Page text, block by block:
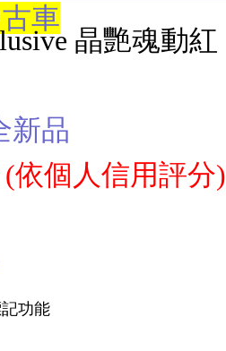
車
晶艷魂動紅
新品
(依個人信用評分)
功能